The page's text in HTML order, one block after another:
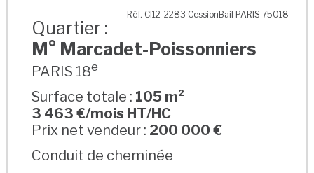
M° Marcadet-Poissonniers
Réf. CI12-2283 CessionBail PARIS 75018
Quartier :
M° Marcadet-Poissonniers
PARIS 18e
Surface totale : 105 m²
3 463 €/mois HT/HC
Prix net vendeur : 200 000 €
Conduit de cheminée